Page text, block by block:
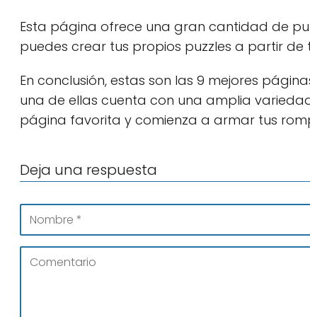
Esta página ofrece una gran cantidad de
puedes crear tus propios puzzles a partir de
En conclusión, estas son las 9 mejores
una de ellas cuenta con una amplia
página favorita y comienza a armar tus
Deja una respuesta